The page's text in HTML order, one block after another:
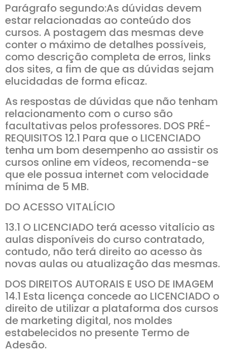
Parágrafo segundo:As dúvidas devem
estar relacionadas ao conteúdo dos
cursos. A postagem das mesmas deve
conter o máximo de detalhes possíveis,
como descrição completa de erros, links
dos sites, a fim de que as dúvidas sejam
elucidadas de forma eficaz.
As respostas de dúvidas que não tenham
relacionamento com o curso são
facultativas pelos professores. DOS PRÉ-
REQUISITOS 12.1 Para que o LICENCIADO
tenha um bom desempenho ao assistir os
cursos online em vídeos, recomenda-se
que ele possua internet com velocidade
mínima de 5 MB.
DO ACESSO VITALÍCIO
13.1 O LICENCIADO terá acesso vitalício as
aulas disponíveis do curso contratado,
contudo, não terá direito ao acesso às
novas aulas ou atualização das mesmas.
DOS DIREITOS AUTORAIS E USO DE IMAGEM
14.1 Esta licença concede ao LICENCIADO o
direito de utilizar a plataforma dos cursos
de marketing digital, nos moldes
estabelecidos no presente Termo de
Adesão.